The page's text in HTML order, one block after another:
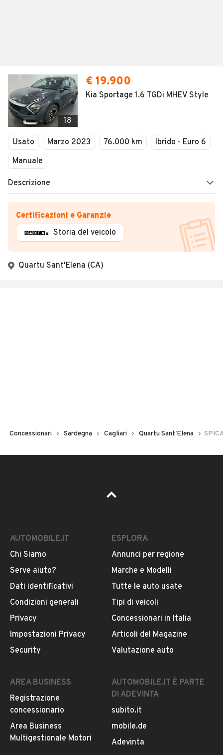
18
€ 19.900
Kia Sportage 1.6 TGDi MHEV Style
Usato Marzo 2023 76.000 km
Ibrido - Euro 6
Manuale
Descrizione
Certificazioni e Garanzie
Storia del veicolo
Quartu Sant'Elena (CA)
Concessionari Sardegna Cagliari Quartu Sant'Elena
AUTOMOBILE.IT
Chi Siamo
Serve aiuto?
Dati identificativi
Condizioni generali
Privacy
Impostazioni Privacy
Security
ESPLORA
Annunci per regione
Marche e Modelli
Tutte le auto usate
Tipi di veicoli
Concessionari in Italia
Articoli del Magazine
Valutazione auto
AREA BUSINESS
Registrazione
concessionario
Area Business
Multigestionale Motori
AUTOMOBILE.IT È PARTE
DI ADEVINTA
subito.it
mobile.de
Adevinta